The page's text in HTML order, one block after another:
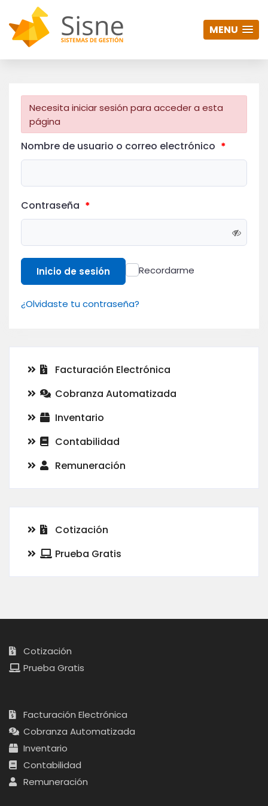
MENU
Necesita iniciar sesión para acceder a esta
página
Nombre de usuario o correo electrónico *
Contraseña *
Inicio de sesión Recordarme
¿Olvidaste tu contraseña?
Facturación Electrónica
Cobranza Automatizada
Inventario
Contabilidad
Remuneración
Cotización
Prueba Gratis
Cotización
Prueba Gratis
Facturación Electrónica
Cobranza Automatizada
Inventario
Contabilidad
Remuneración